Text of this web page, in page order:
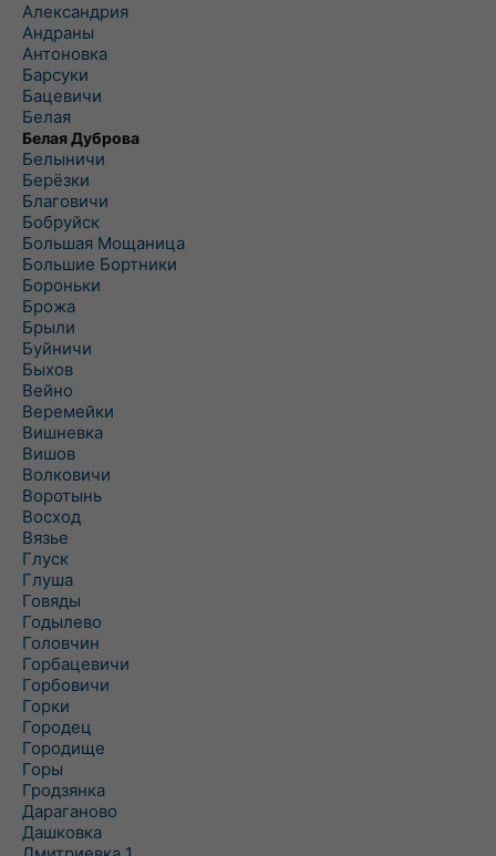
Александрия
Андраны
Антоновка
Барсуки
Бацевичи
Белая
Белая Дуброва
Белыничи
Берёзки
Благовичи
Бобруйск
Большая Мощаница
Большие Бортники
Бороньки
Брожа
Брыли
Буйничи
Быхов
Вейно
Веремейки
Вишневка
Вишов
Волковичи
Воротынь
Восход
Вязье
Глуск
Глуша
Говяды
Годылево
Головчин
Горбацевичи
Горбовичи
Горки
Городец
Городище
Горы
Гродзянка
Дараганово
Дашковка